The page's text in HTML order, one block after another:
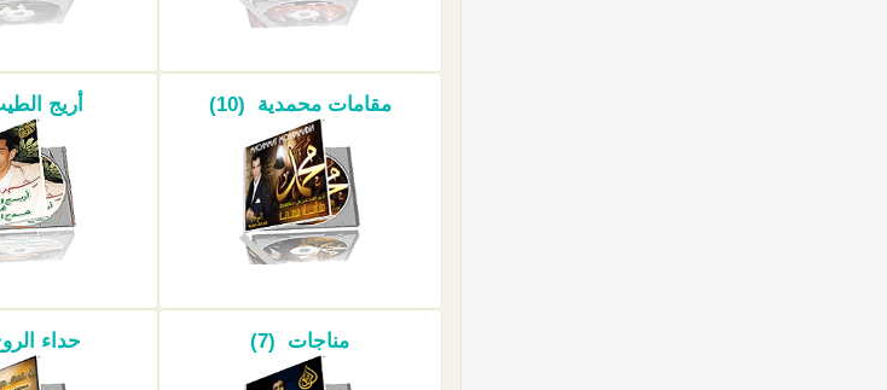
مقامات محمدية (10)
مناجات (7)
أريج
حداء